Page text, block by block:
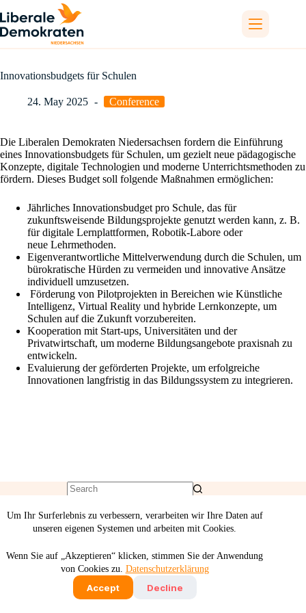
to
content
Um Ihr Surferlebnis zu verbessern, verarbeiten wir Ihre Daten auf
unseren eigenen Systemen und arbeiten mit Cookies.
Wenn Sie auf „Akzeptieren“ klicken, stimmen Sie der Anwendung
von Cookies zu. Datenschutzerklärung
Accept Decline
Innovationsbudgets für Schulen
24. May 2025 Conference
Die Liberalen Demokraten Niedersachsen fordern die Einführung
eines Innovationsbudgets für Schulen, um gezielt neue pädagogische
Konzepte, digitale Technologien und moderne Unterrichtsmethoden zu
fördern. Dieses Budget soll folgende Maßnahmen ermöglichen:
Jährliches Innovationsbudget pro Schule, das für
zukunftsweisende Bildungsprojekte genutzt werden kann, z. B.
für digitale Lernplattformen, Robotik-Labore oder
neue Lehrmethoden.
Eigenverantwortliche Mittelverwendung durch die Schulen, um
bürokratische Hürden zu vermeiden und innovative Ansätze
individuell umzusetzen.
Förderung von Pilotprojekten in Bereichen wie Künstliche
Intelligenz, Virtual Reality und hybride Lernkonzepte, um
Schulen auf die Zukunft vorzubereiten.
Kooperation mit Start-ups, Universitäten und der
Privatwirtschaft, um moderne Bildungsangebote praxisnah zu
entwickeln.
Evaluierung der geförderten Projekte, um erfolgreiche
Innovationen langfristig in das Bildungssystem zu integrieren.
Deutsch
Imprint
Privacy Policy